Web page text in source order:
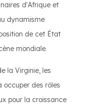
d'Afrique et
dynamisme
de cet État
mondiale.
la Virginie, les
des rôles
pour la croissance